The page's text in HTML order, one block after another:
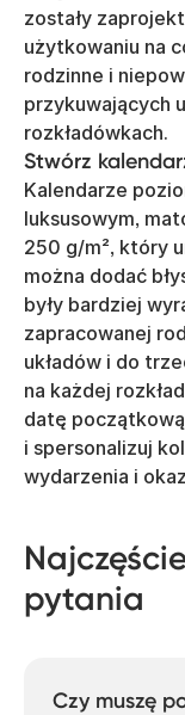
zostały
użytkowaniu na
rodzinne i
przykuwających
rozkładówkach.
Stwórz
Kalendarze
luksusowym,
250 g/m², który
można dodać
były bardziej
zapracowanej
układów i do
na każdej
datę
i spersonalizuj
wydarzenia i
pytania
Czy muszę